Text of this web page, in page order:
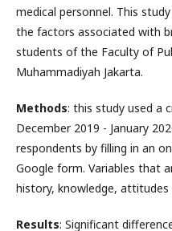
medical personnel. This
the factors associated with
students of the Faculty of
Muhammadiyah Jakarta.
Methods: this study used a
December 2019 - January
respondents by filling in an
Google form. Variables that
history, knowledge, attitudes
Results: Significant